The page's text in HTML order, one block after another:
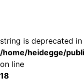
string is deprecated in
/home/heidegge/
on line
18